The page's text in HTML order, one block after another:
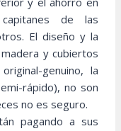
de las
El diseño y la
y cubiertos
genuino, la
rápido), no son
no es seguro.
pagando a sus